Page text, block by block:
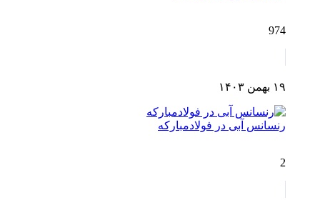
974
۱۹ بهمن ۱۴۰۳
رنسانس آبی در فولادمبارکه
2